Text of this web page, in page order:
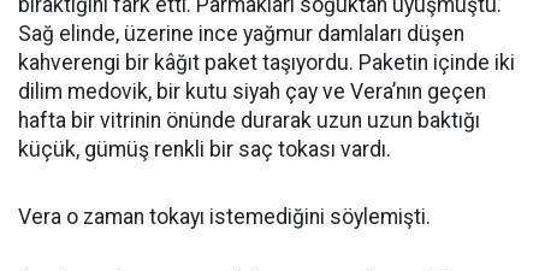
bıraktığını fark etti. Parmakları soğuktan uyuşmuştu.
Sağ elinde, üzerine ince yağmur damlaları düşen
kahverengi bir kâğıt paket taşıyordu. Paketin içinde iki
dilim medovik, bir kutu siyah çay ve Vera’nın geçen
hafta bir vitrinin önünde durarak uzun uzun baktığı
küçük, gümüş renkli bir saç tokası vardı.
Vera o zaman tokayı istemediğini söylemişti.